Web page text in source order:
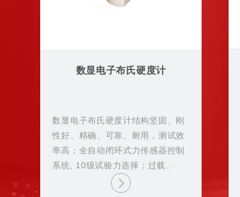
数显电子布氏硬度计
数显电子布氏硬度计结构坚固、刚
性好、精确、可靠、耐用，测试效
率高；全自动闭环式力传感器控制
系统, 10级试验力选择；过载...